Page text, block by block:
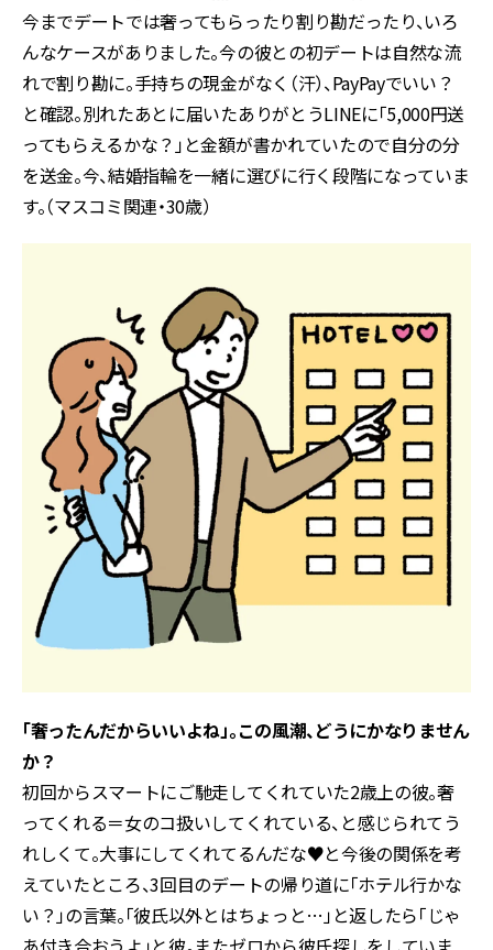
今までデートでは奢ってもらったり割り勘だったり、いろ
んなケースがありました。今の彼との初デートは自然な流
れで割り勘に。手持ちの現金がなく（汗）、PayPayでいい？
と確認。別れたあとに届いたありがとうLINEに「5,000円送
ってもらえるかな？」と金額が書かれていたので自分の分
を送金。今、結婚指輪を一緒に選びに行く段階になっていま
す。（マスコミ関連・30歳）
「奢ったんだからいいよね」。この風潮、どうにかなりません
か？
初回からスマートにご馳走してくれていた2歳上の彼。奢
ってくれる＝女のコ扱いしてくれている、と感じられてう
れしくて。大事にしてくれてるんだな♥と今後の関係を考
えていたところ、3回目のデートの帰り道に「ホテル行かな
い？」の言葉。「彼氏以外とはちょっと…」と返したら「じゃ